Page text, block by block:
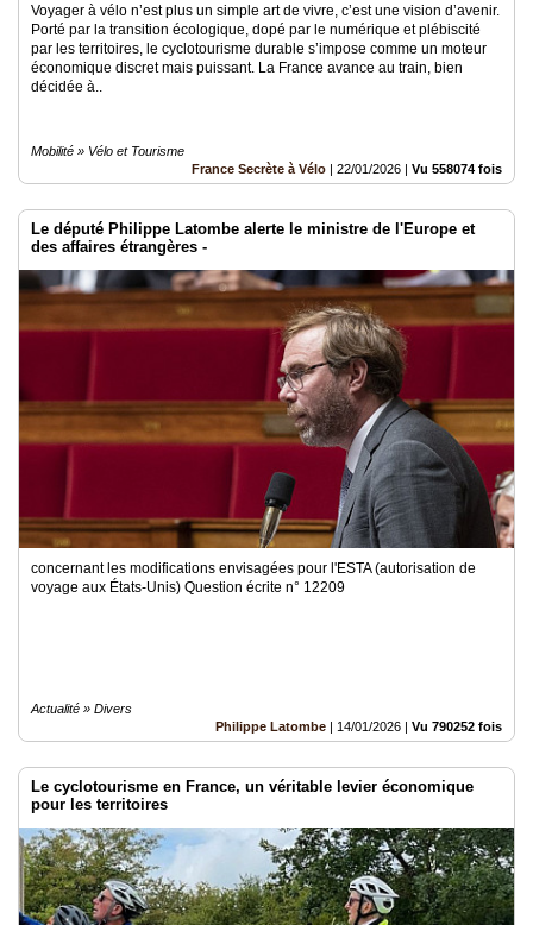
Voyager à vélo n’est plus un simple art de vivre, c’est une vision d’avenir.
Porté par la transition écologique, dopé par le numérique et plébiscité
par les territoires, le cyclotourisme durable s’impose comme un moteur
économique discret mais puissant. La France avance au train, bien
décidée à..
Mobilité » Vélo et Tourisme
France Secrète à Vélo | 22/01/2026 | Vu 558074 fois
Le député Philippe Latombe alerte le ministre de l'Europe et
des affaires étrangères -
concernant les modifications envisagées pour l'ESTA (autorisation de
voyage aux États-Unis) Question écrite n° 12209
Actualité » Divers
Philippe Latombe | 14/01/2026 | Vu 790252 fois
Le cyclotourisme en France, un véritable levier économique
pour les territoires